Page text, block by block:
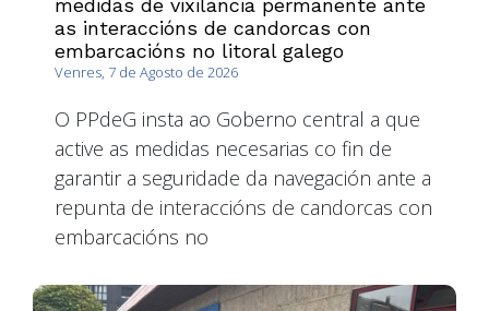
medidas de vixilancia permanente ante
as interaccións de candorcas con
embarcacións no litoral galego
Venres, 7 de Agosto de 2026
O PPdeG insta ao Goberno central a que
active as medidas necesarias co fin de
garantir a seguridade da navegación ante a
repunta de interaccións de candorcas con
embarcacións no